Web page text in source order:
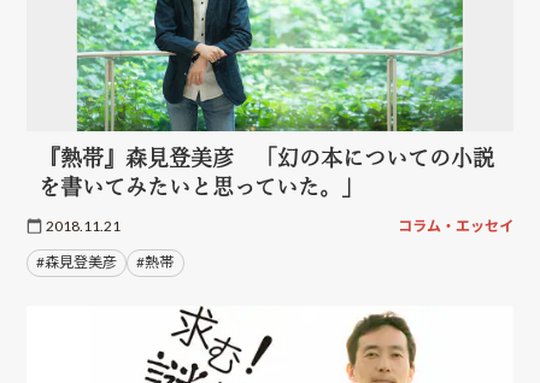
『熱帯』森見登美彦 「幻の本についての小説
を書いてみたいと思っていた。」
2018.11.21 コラム・エッセイ
#森見登美彦 #熱帯